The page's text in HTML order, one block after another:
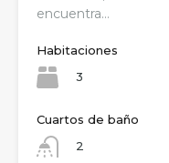
encuentra…
Habitaciones
3
Cuartos de baño
2